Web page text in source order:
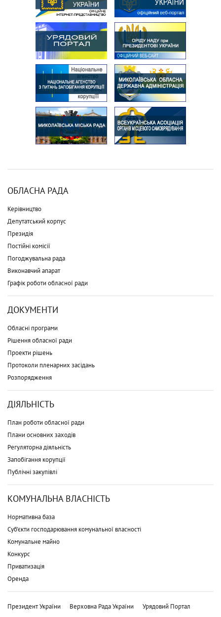
ОБЛАСНА РАДА
Керівництво
Депутатський корпус
Президія
Постійні комісії
Погоджувальна рада
Виконавчий апарат
Графік роботи обласної ради
ДОКУМЕНТИ
Обласні програми
Рішення обласної ради
Проекти рішень
Протоколи пленарних засідань
Розпорядження
ДІЯЛЬНІСТЬ
План роботи обласної ради
Плани основних заходів
Регуляторна діяльність
Запобігання корупції
Публічні закупівлі
КОМУНАЛЬНА ВЛАСНІСТЬ
Нормативна база
Суб'єкти господарювання комунальної власності
Комунальне майно
Конкурс
Приватизація
Оренда
Президент України Верховна Рада України
Урядовий Портал